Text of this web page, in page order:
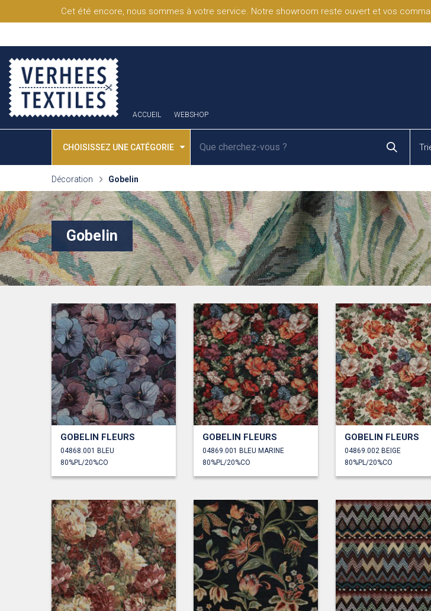
Cet été encore, nous sommes à votre service. Notre showroom reste ouvert et vos
ACCUEIL WEBSHOP
CHOISISSEZ UNE CATÉGORIE
Décoration Gobelin
Gobelin
GOBELIN FLEURS
04868.001 BLEU
80%PL/20%CO
GOBELIN FLEURS
04869.001 BLEU MARINE
80%PL/20%CO
GOBELIN FLEURS
04869.002 BEIGE
80%PL/20%CO